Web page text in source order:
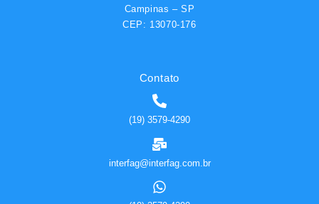
Campinas – SP
CEP: 13070-176
Contato
(19) 3579-4290
interfag@interfag.com.br